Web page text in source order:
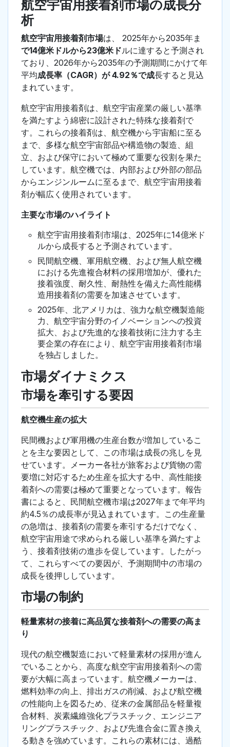
航空宇宙用接着剤市場の成長分
析
航空宇宙用接着剤市場は、 2025年から2035年ま
で14億米ドルから23億米ドルに達すると予測され
ており、2026年から2035年の予測期間にかけて年
平均成長率（CAGR）が 4.92％で成長すると見込
まれています。
航空宇宙用接着剤は、航空宇宙産業の厳しい基準
を満たすよう綿密に設計された特殊な接着剤で
す。これらの接着剤は、航空機から宇宙船に至る
まで、多様な航空宇宙部品や構造物の製造、組
立、および保守において極めて重要な役割を果た
しています。航空機では、内部および外部の部品
からエンジンルームに至るまで、航空宇宙用接着
剤が幅広く使用されています。
主要な市場のハイライト
航空宇宙用接着剤市場は、2025年に14億米ド
ルから成長すると予測されています。
民間航空機、軍用航空機、および無人航空機
における先進複合材料の採用増加が、優れた
接着強度、耐久性、耐熱性を備えた高性能構
造用接着剤の需要を加速させています。
2025年、北アメリカは、強力な航空機製造能
力、航空宇宙分野のイノベーションへの投資
拡大、および先進的な接着技術に注力する主
要企業の存在により、航空宇宙用接着剤市場
を独占しました。
市場ダイナミクス
市場を牽引する要因
航空機生産の拡大
民間機および軍用機の生産台数が増加しているこ
とを主な要因として、この市場は成長の兆しを見
せています。メーカー各社が旅客および貨物の需
要増に対応するため生産を拡大する中、高性能接
着剤への需要は極めて重要となっています。報告
書によると、民間航空機市場は2027年まで年平均
約4.5％の成長率が見込まれています。この生産量
の急増は、接着剤の需要を牽引するだけでなく、
航空宇宙用途で求められる厳しい基準を満たすよ
う、接着剤技術の進歩を促しています。したがっ
て、これらすべての要因が、予測期間中の市場の
成長を後押ししています。
市場の制約
軽量素材の接着に高品質な接着剤への需要の高ま
り
現代の航空機製造において軽量素材の採用が進ん
でいることから、高度な航空宇宙用接着剤への需
要が大幅に高まっています。航空機メーカーは、
燃料効率の向上、排出ガスの削減、および航空機
の性能向上を図るため、従来の金属部品を軽量複
合材料、炭素繊維強化プラスチック、エンジニア
リングプラスチック、および先進合金に置き換え
る動きを強めています。これらの素材には、過酷